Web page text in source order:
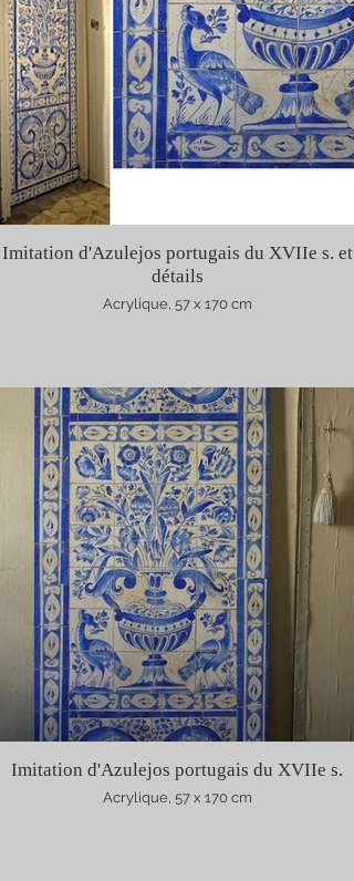
Imitation d'Azulejos portugais du XVIIe s. et
détails
Acrylique, 57 x 170 cm
Imitation d'Azulejos portugais du XVIIe s.
Acrylique, 57 x 170 cm